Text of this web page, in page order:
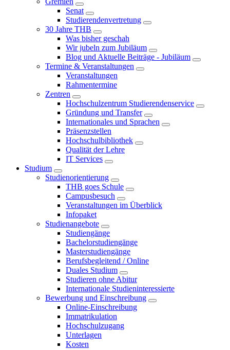
Senat
Studierendenvertretung
30 Jahre THB
Was bisher geschah
Wir jubeln zum Jubiläum
Blog und Aktuelle Beiträge - Jubiläum
Termine & Veranstaltungen
Veranstaltungen
Rahmentermine
Zentren
Hochschulzentrum Studierendenservice
Gründung und Transfer
Internationales und Sprachen
Präsenzstellen
Hochschulbibliothek
Qualität der Lehre
IT Services
Studium
Studienorientierung
THB goes Schule
Campusbesuch
Veranstaltungen im Überblick
Infopaket
Studienangebote
Studiengänge
Bachelorstudiengänge
Masterstudiengänge
Berufsbegleitend / Online
Duales Studium
Studieren ohne Abitur
Internationale Studieninteressierte
Bewerbung und Einschreibung
Online-Einschreibung
Immatrikulation
Hochschulzugang
Unterlagen
Kosten